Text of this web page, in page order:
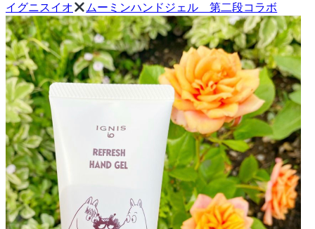
イグニスイオ ムーミンハンドジェル 第二段コラボ